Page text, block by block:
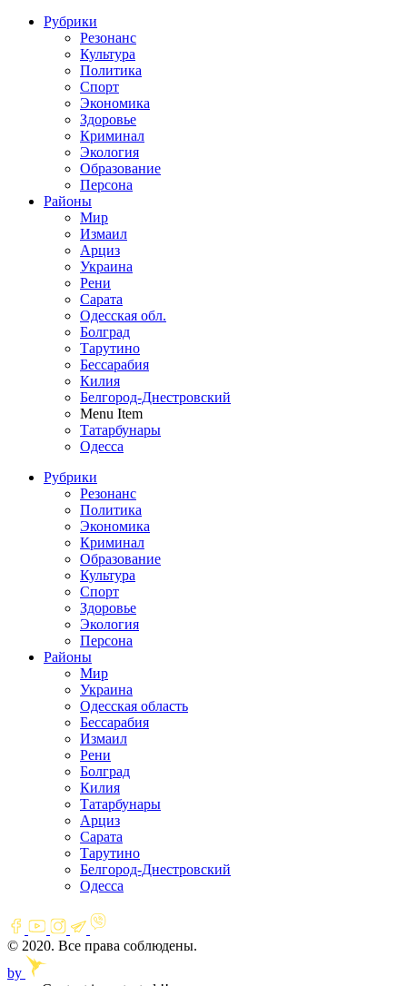
Рубрики
Резонанс
Культура
Политика
Спорт
Экономика
Здоровье
Криминал
Экология
Образование
Персона
Районы
Мир
Измаил
Арциз
Украина
Рени
Сарата
Одесская обл.
Болград
Тарутино
Бессарабия
Килия
Белгород-Днестровский
Menu Item
Татарбунары
Одесса
Рубрики
Резонанс
Политика
Экономика
Криминал
Образование
Культура
Спорт
Здоровье
Экология
Персона
Районы
Мир
Украина
Одесская область
Бессарабия
Измаил
Рени
Болград
Килия
Татарбунары
Арциз
Сарата
Тарутино
Белгород-Днестровский
Одесса
© 2020. Все права соблюдены.
by